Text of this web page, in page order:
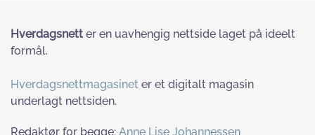
Hverdagsnett er en uavhengig nettside laget på ideelt
formål.
Hverdagsnettmagasinet er et digitalt magasin
underlagt nettsiden.
Redaktør for begge: Anne Lise Johannessen